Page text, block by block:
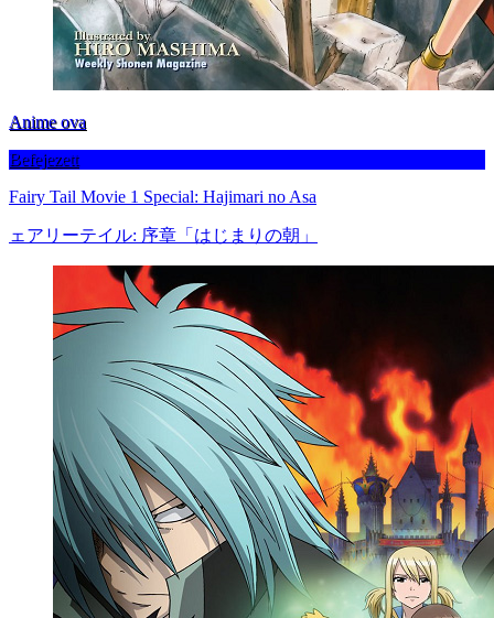
Anime ova
Befejezett
Fairy Tail Movie 1 Special: Hajimari no Asa
ェアリーテイル: 序章「はじまりの朝」